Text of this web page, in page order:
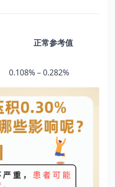
正常参考值
0.108% – 0.282%